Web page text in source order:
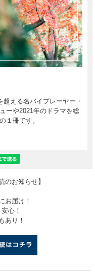
える名バイプレーヤー・
ーや2021年のドラマを総
１冊です。
のお知らせ】
お届け！
心！
あり！